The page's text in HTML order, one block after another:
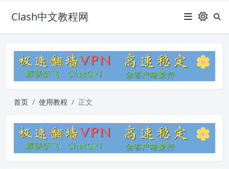
Clash中文教程网
首页 使用教程 正文